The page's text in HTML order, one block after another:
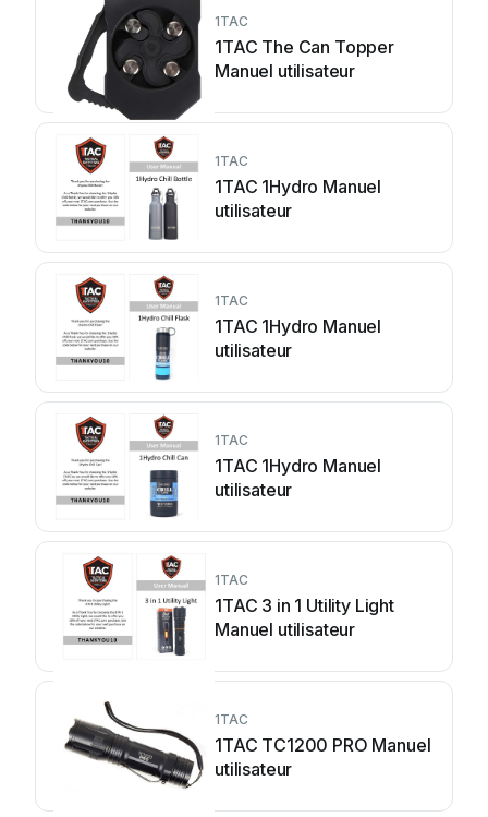
1TAC
1TAC The Can Topper
Manuel utilisateur
1TAC
1TAC 1Hydro Manuel
utilisateur
1TAC
1TAC 1Hydro Manuel
utilisateur
1TAC
1TAC 1Hydro Manuel
utilisateur
1TAC
1TAC 3 in 1 Utility Light
Manuel utilisateur
1TAC
1TAC TC1200 PRO Manuel
utilisateur